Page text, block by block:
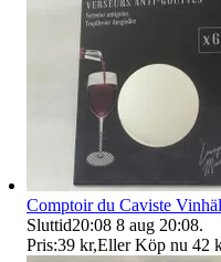
Comptoir du Caviste
Sluttid20:08 8 aug 20:08.
Pris:39 kr,Eller Köp nu 42